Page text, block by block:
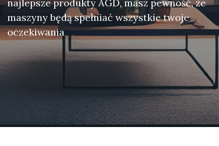
najlepsze produkty AGD, masz pewność, że
maszyny będą spełniać wszystkie twoje
oczekiwania